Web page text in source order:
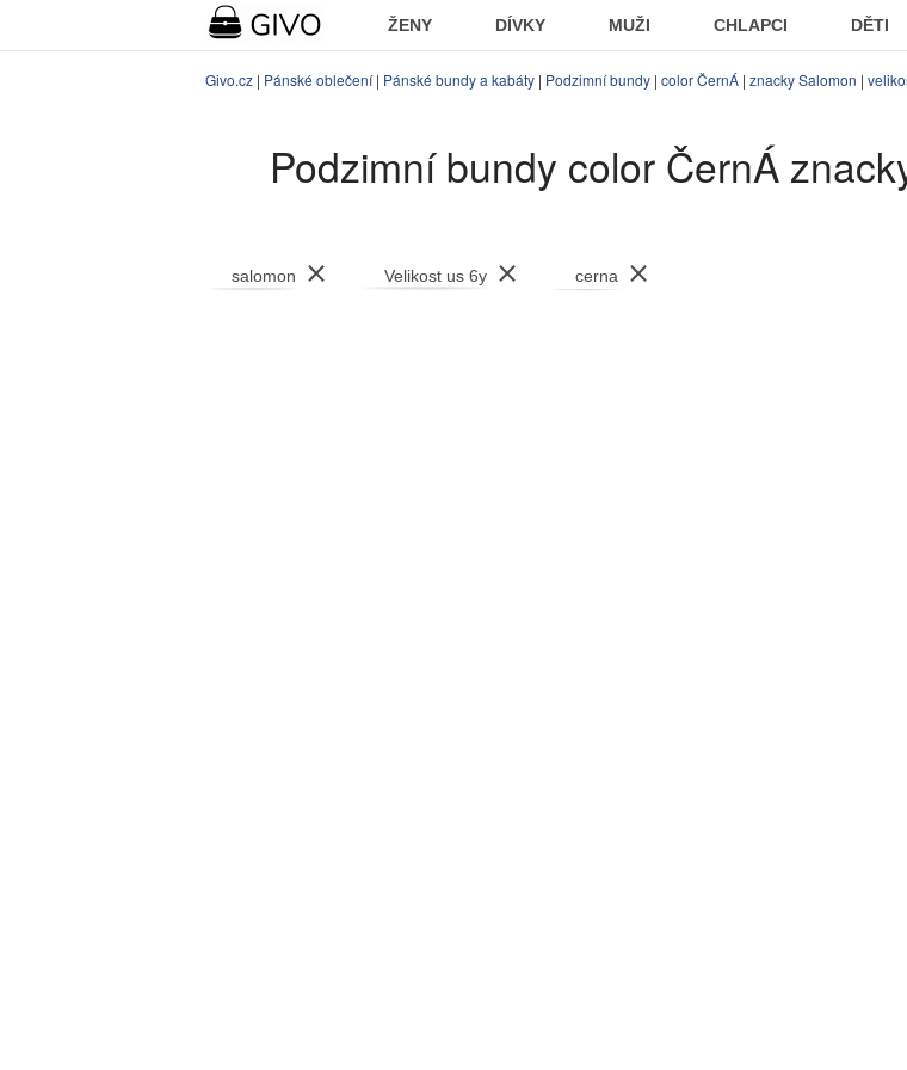
ŽENY DÍVKY MUŽI CHLAPCI DĚTI
Givo.cz | Pánské oblečení| Pánské bundy a kabáty | Podzimní bundy | color ČernÁ | znacky Salomon |
Podzimní bundy color ČernÁ
salomon ⨯ Velikost us 6y ⨯ cerna ⨯